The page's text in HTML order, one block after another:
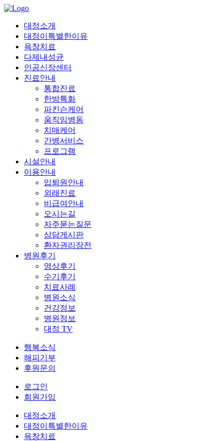
대정소개
대정이특별한이유
욕창치료
다제내성균
인공신장센터
진료안내
통합진료
한방특화
파킨슨케어
움직임병동
치매케어
간병서비스
프로그램
시설안내
이용안내
입퇴원안내
외래진료
비급여안내
오시는길
자주묻는질문
상담게시판
환자권리장전
병원후기
영상후기
수기후기
치료사례
병원소식
건강정보
병원정보
대정 TV
행복소식
해피기부
후원문의
로그인
회원가입
대정소개
대정이특별한이유
욕창치료